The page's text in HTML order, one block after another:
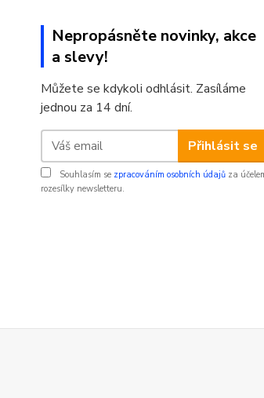
Nepropásněte novinky, akce
a slevy!
Můžete se kdykoli odhlásit. Zasíláme
jednou za 14 dní.
Přihlásit se
Souhlasím se zpracováním osobních údajů za
rozesílky newsletteru.